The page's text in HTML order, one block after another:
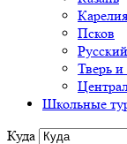
Карелия
Псков
Тверь
Школьные
Куда